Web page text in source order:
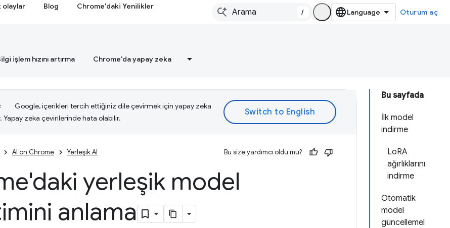
olaylar Blog Chrome'daki Yenilikler
/ Oturum aç
işlem hızını artırma Chrome'da yapay zeka
Bu sayfada
İlk model
indirme
LoRA
ağırlıklarını
indirme
Otomatik
model
güncellemel
Google, içerikleri tercih ettiğiniz dile çevirmek için yapay zeka
Yapay zeka çevirilerinde hata olabilir.
AI on Chrome Yerleşik AI Bu size yardımcı oldu mu?
yerleşik model
anlama